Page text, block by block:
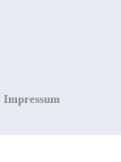
Impressum